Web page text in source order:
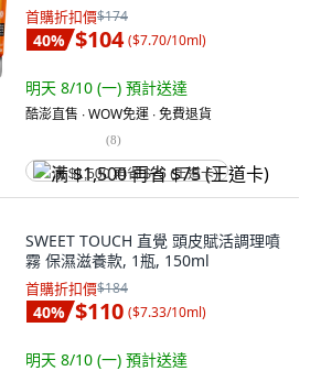
首購折扣價$174
40% $104 ($7.70/10ml)
明天 8/10 (一) 預計送達
酷澎直售 ∙ WOW免運 ∙ 免費退貨
(8)
满 $1,500 再省 $75 (王道卡)
SWEET TOUCH 直覺 頭皮賦活調理噴
霧 保濕滋養款, 1瓶, 150ml
首購折扣價$184
40% $110 ($7.33/10ml)
明天 8/10 (一) 預計送達